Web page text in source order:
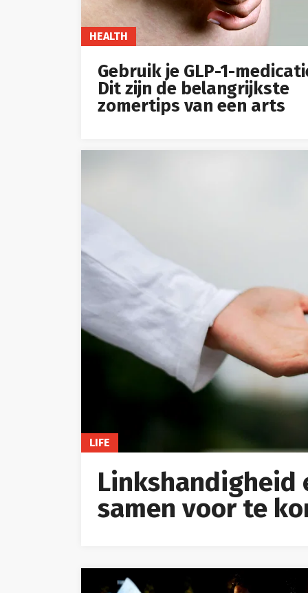
HEALTH
Gebruik je GLP-1-
Dit zijn de belangrijkste
zomertips van een arts
LIFE
Linkshandigheid
samen voor te